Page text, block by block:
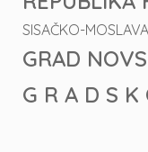
SISAČKO-
GRAD
G R A D S